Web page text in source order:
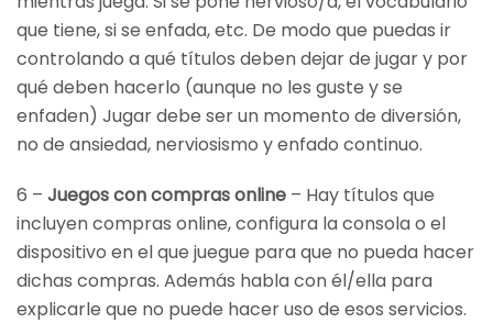
que tiene, si se enfada, etc. De modo que puedas ir
controlando a qué títulos deben dejar de jugar y por
qué deben hacerlo (aunque no les guste y se
enfaden) Jugar debe ser un momento de diversión,
no de ansiedad, nerviosismo y enfado continuo.
6 – Juegos con compras online – Hay títulos que
incluyen compras online, configura la consola o el
dispositivo en el que juegue para que no pueda hacer
dichas compras. Además habla con él/ella para
explicarle que no puede hacer uso de esos servicios.